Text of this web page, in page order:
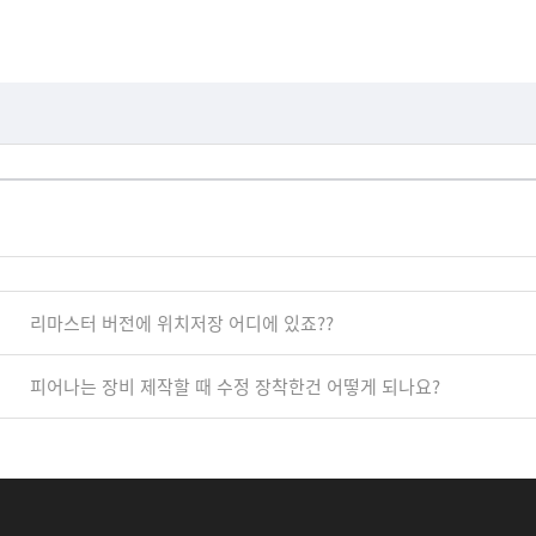
리마스터 버전에 위치저장 어디에 있죠??
피어나는 장비 제작할 때 수정 장착한건 어떻게 되나요?